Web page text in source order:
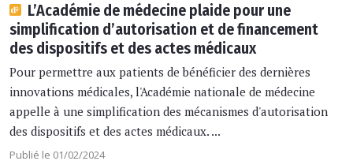
L’Académie de médecine plaide pour une
simplification d’autorisation et de financement
des dispositifs et des actes médicaux
Pour permettre aux patients de bénéficier des dernières
innovations médicales, l'Académie nationale de médecine
appelle à une simplification des mécanismes d'autorisation
des dispositifs et des actes médicaux. ...
Publié le 01/02/2024